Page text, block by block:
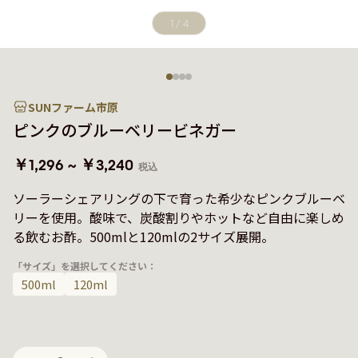
1 / 4
SUNファーム市原
ピンクのブルーベリービネガー
￥1,296 ~ ￥3,240 税込
ソーラーシェアリングの下で育った希少なピンクブルーベ
リーを使用。酸味で、炭酸割りやホットなど自由に楽しめ
る飲むお酢。500mlと120mlの2サイズ展開。
「サイズ」を選択してください：
500ml 120ml